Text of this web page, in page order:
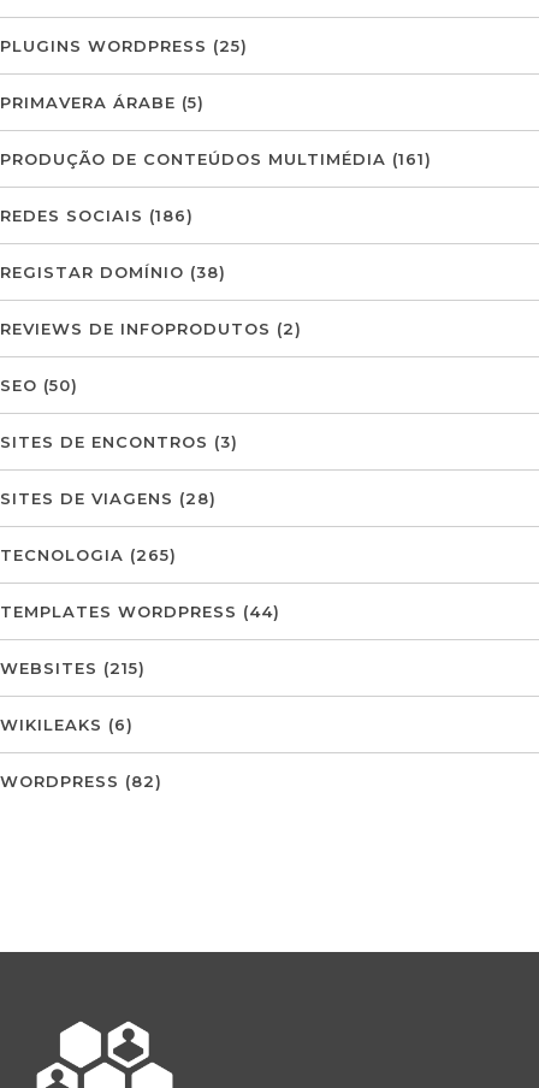
PLUGINS WORDPRESS (25)
PRIMAVERA ÁRABE (5)
PRODUÇÃO DE CONTEÚDOS MULTIMÉDIA (161)
REDES SOCIAIS (186)
REGISTAR DOMÍNIO (38)
REVIEWS DE INFOPRODUTOS (2)
SEO (50)
SITES DE ENCONTROS (3)
SITES DE VIAGENS (28)
TECNOLOGIA (265)
TEMPLATES WORDPRESS (44)
WEBSITES (215)
WIKILEAKS (6)
WORDPRESS (82)